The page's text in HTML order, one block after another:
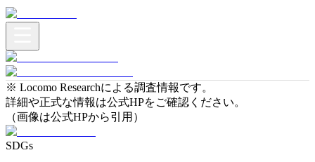
※ Locomo Researchによる調査情報です。
詳細や正式な情報は公式HPをご確認ください。
（画像は公式HPから引用）
SDGs